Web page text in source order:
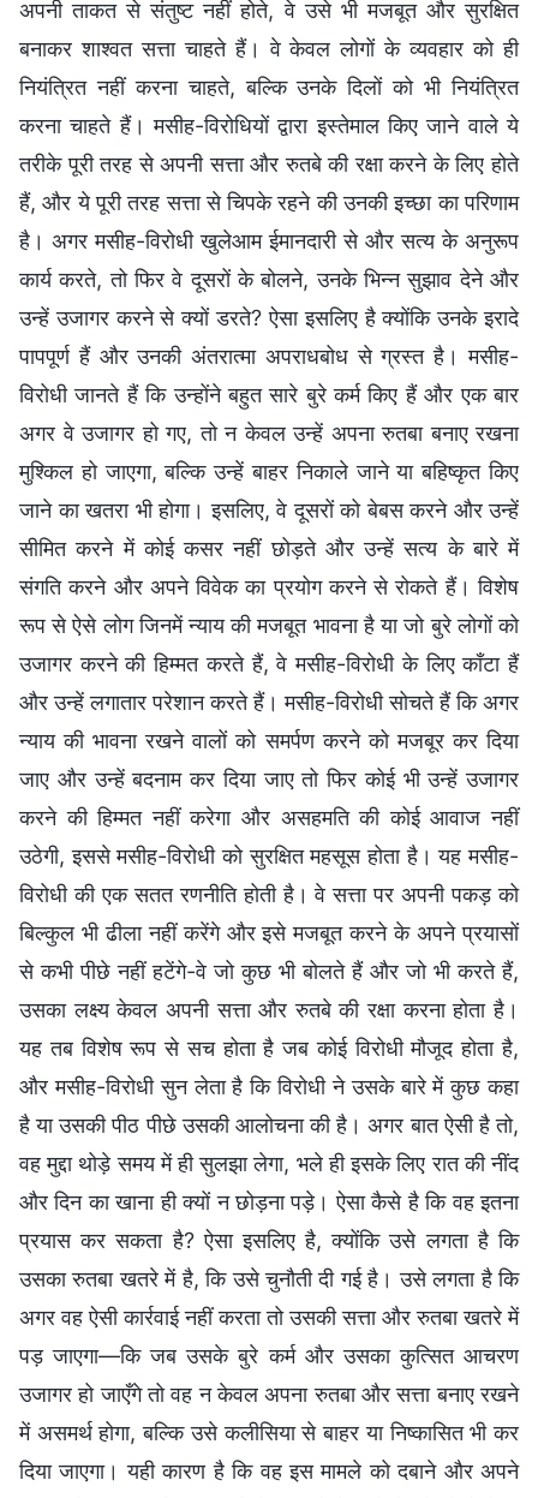
अपनी ताकत से संतुष्ट नहीं होते, वे उसे भी मजबूत और सुरक्षित
बनाकर शाश्वत सत्ता चाहते हैं। वे केवल लोगों के व्यवहार को ही
नियंत्रित नहीं करना चाहते, बल्कि उनके दिलों को भी नियंत्रित
करना चाहते हैं। मसीह-विरोधियों द्वारा इस्तेमाल किए जाने वाले ये
तरीके पूरी तरह से अपनी सत्ता और रुतबे की रक्षा करने के लिए होते
हैं, और ये पूरी तरह सत्ता से चिपके रहने की उनकी इच्छा का परिणाम
है। अगर मसीह-विरोधी खुलेआम ईमानदारी से और सत्य के अनुरूप
कार्य करते, तो फिर वे दूसरों के बोलने, उनके भिन्न सुझाव देने और
उन्हें उजागर करने से क्यों डरते? ऐसा इसलिए है क्योंकि उनके इरादे
पापपूर्ण हैं और उनकी अंतरात्मा अपराधबोध से ग्रस्त है। मसीह-
विरोधी जानते हैं कि उन्होंने बहुत सारे बुरे कर्म किए हैं और एक बार
अगर वे उजागर हो गए, तो न केवल उन्हें अपना रुतबा बनाए रखना
मुश्किल हो जाएगा, बल्कि उन्हें बाहर निकाले जाने या बहिष्कृत किए
जाने का खतरा भी होगा। इसलिए, वे दूसरों को बेबस करने और उन्हें
सीमित करने में कोई कसर नहीं छोड़ते और उन्हें सत्य के बारे में
संगति करने और अपने विवेक का प्रयोग करने से रोकते हैं। विशेष
रूप से ऐसे लोग जिनमें न्याय की मजबूत भावना है या जो बुरे लोगों को
उजागर करने की हिम्मत करते हैं, वे मसीह-विरोधी के लिए काँटा हैं
और उन्हें लगातार परेशान करते हैं। मसीह-विरोधी सोचते हैं कि अगर
न्याय की भावना रखने वालों को समर्पण करने को मजबूर कर दिया
जाए और उन्हें बदनाम कर दिया जाए तो फिर कोई भी उन्हें उजागर
करने की हिम्मत नहीं करेगा और असहमति की कोई आवाज नहीं
उठेगी, इससे मसीह-विरोधी को सुरक्षित महसूस होता है। यह मसीह-
विरोधी की एक सतत रणनीति होती है। वे सत्ता पर अपनी पकड़ को
बिल्कुल भी ढीला नहीं करेंगे और इसे मजबूत करने के अपने प्रयासों
से कभी पीछे नहीं हटेंगे-वे जो कुछ भी बोलते हैं और जो भी करते हैं,
उसका लक्ष्य केवल अपनी सत्ता और रुतबे की रक्षा करना होता है।
यह तब विशेष रूप से सच होता है जब कोई विरोधी मौजूद होता है,
और मसीह-विरोधी सुन लेता है कि विरोधी ने उसके बारे में कुछ कहा
है या उसकी पीठ पीछे उसकी आलोचना की है। अगर बात ऐसी है तो,
वह मुद्दा थोड़े समय में ही सुलझा लेगा, भले ही इसके लिए रात की नींद
और दिन का खाना ही क्यों न छोड़ना पड़े। ऐसा कैसे है कि वह इतना
प्रयास कर सकता है? ऐसा इसलिए है, क्योंकि उसे लगता है कि
उसका रुतबा खतरे में है, कि उसे चुनौती दी गई है। उसे लगता है कि
अगर वह ऐसी कार्रवाई नहीं करता तो उसकी सत्ता और रुतबा खतरे में
पड़ जाएगा—कि जब उसके बुरे कर्म और उसका कुत्सित आचरण
उजागर हो जाएँगे तो वह न केवल अपना रुतबा और सत्ता बनाए रखने
में असमर्थ होगा, बल्कि उसे कलीसिया से बाहर या निष्कासित भी कर
दिया जाएगा। यही कारण है कि वह इस मामले को दबाने और अपने